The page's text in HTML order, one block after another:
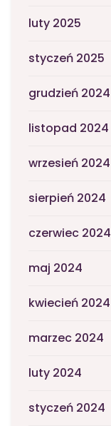
luty 2025
styczeń 2025
grudzień 2024
listopad 2024
wrzesień 2024
sierpień 2024
czerwiec 2024
maj 2024
kwiecień 2024
marzec 2024
luty 2024
styczeń 2024